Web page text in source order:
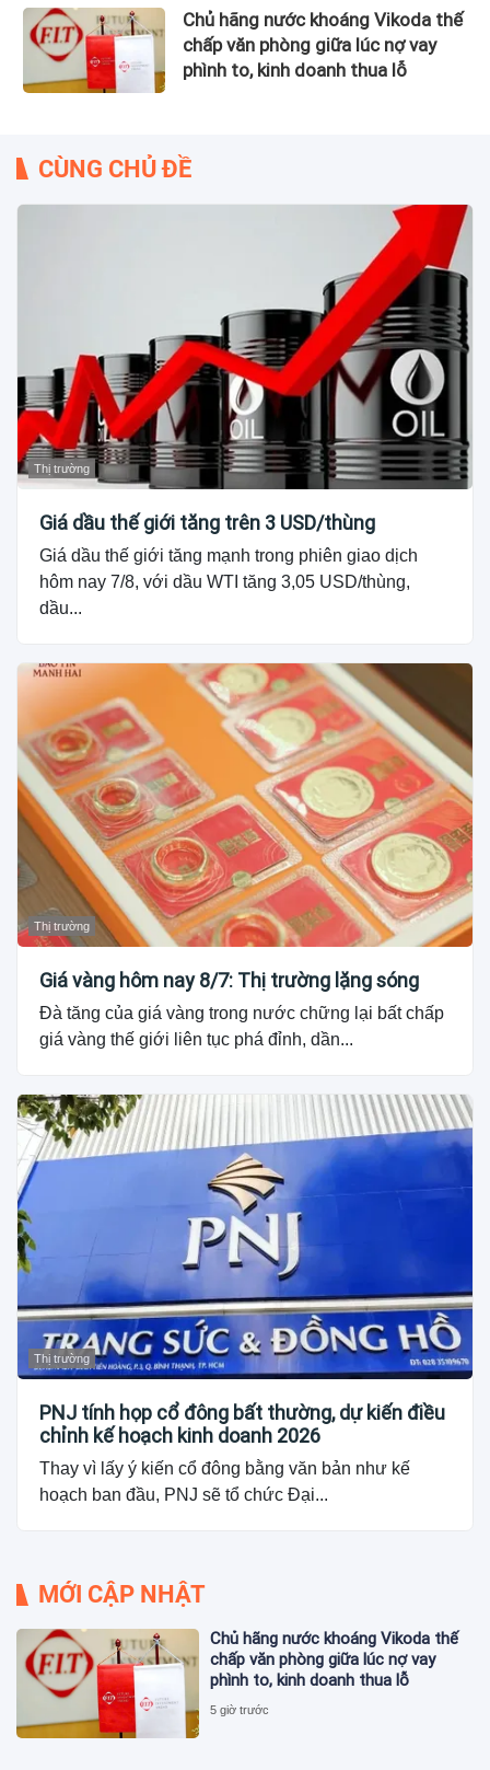
Chủ hãng nước khoáng Vikoda thế
chấp văn phòng giữa lúc nợ vay
phình to, kinh doanh thua lỗ
CÙNG CHỦ ĐỀ
Thị trường
Giá dầu thế giới tăng trên 3 USD/thùng
Giá dầu thế giới tăng mạnh trong phiên giao dịch
hôm nay 7/8, với dầu WTI tăng 3,05 USD/thùng,
dầu...
Thị trường
Giá vàng hôm nay 8/7: Thị trường lặng sóng
Đà tăng của giá vàng trong nước chững lại bất chấp
giá vàng thế giới liên tục phá đỉnh, dần...
Thị trường
PNJ tính họp cổ đông bất thường, dự kiến điều
chỉnh kế hoạch kinh doanh 2026
Thay vì lấy ý kiến cổ đông bằng văn bản như kế
hoạch ban đầu, PNJ sẽ tổ chức Đại...
MỚI CẬP NHẬT
Chủ hãng nước khoáng Vikoda thế
chấp văn phòng giữa lúc nợ vay
phình to, kinh doanh thua lỗ
5 giờ trước